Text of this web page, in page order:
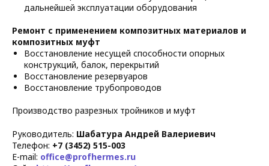
дальнейшей эксплуатации оборудования
Ремонт с применением композитных материалов и
композитных муфт
Восстановление несущей способности опорных
конструкций, балок, перекрытий
Восстановление резервуаров
Восстановление трубопроводов
Производство разрезных тройников и муфт
Руководитель: Шабатура Андрей Валериевич
Телефон: +7 (3452) 515-003
E-mail: office@profhermes.ru